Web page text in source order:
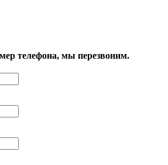
телефона, мы перезвоним.